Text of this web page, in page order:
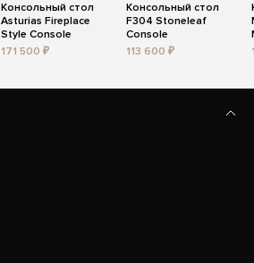
Консольный стол
Asturias Fireplace
Style Console
171 500 ₽
Консольный стол
F304 Stoneleaf
Console
113 600 ₽